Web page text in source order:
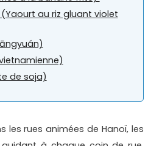
au riz gluant violet
de soja)
les rues animées de Hanoï, les